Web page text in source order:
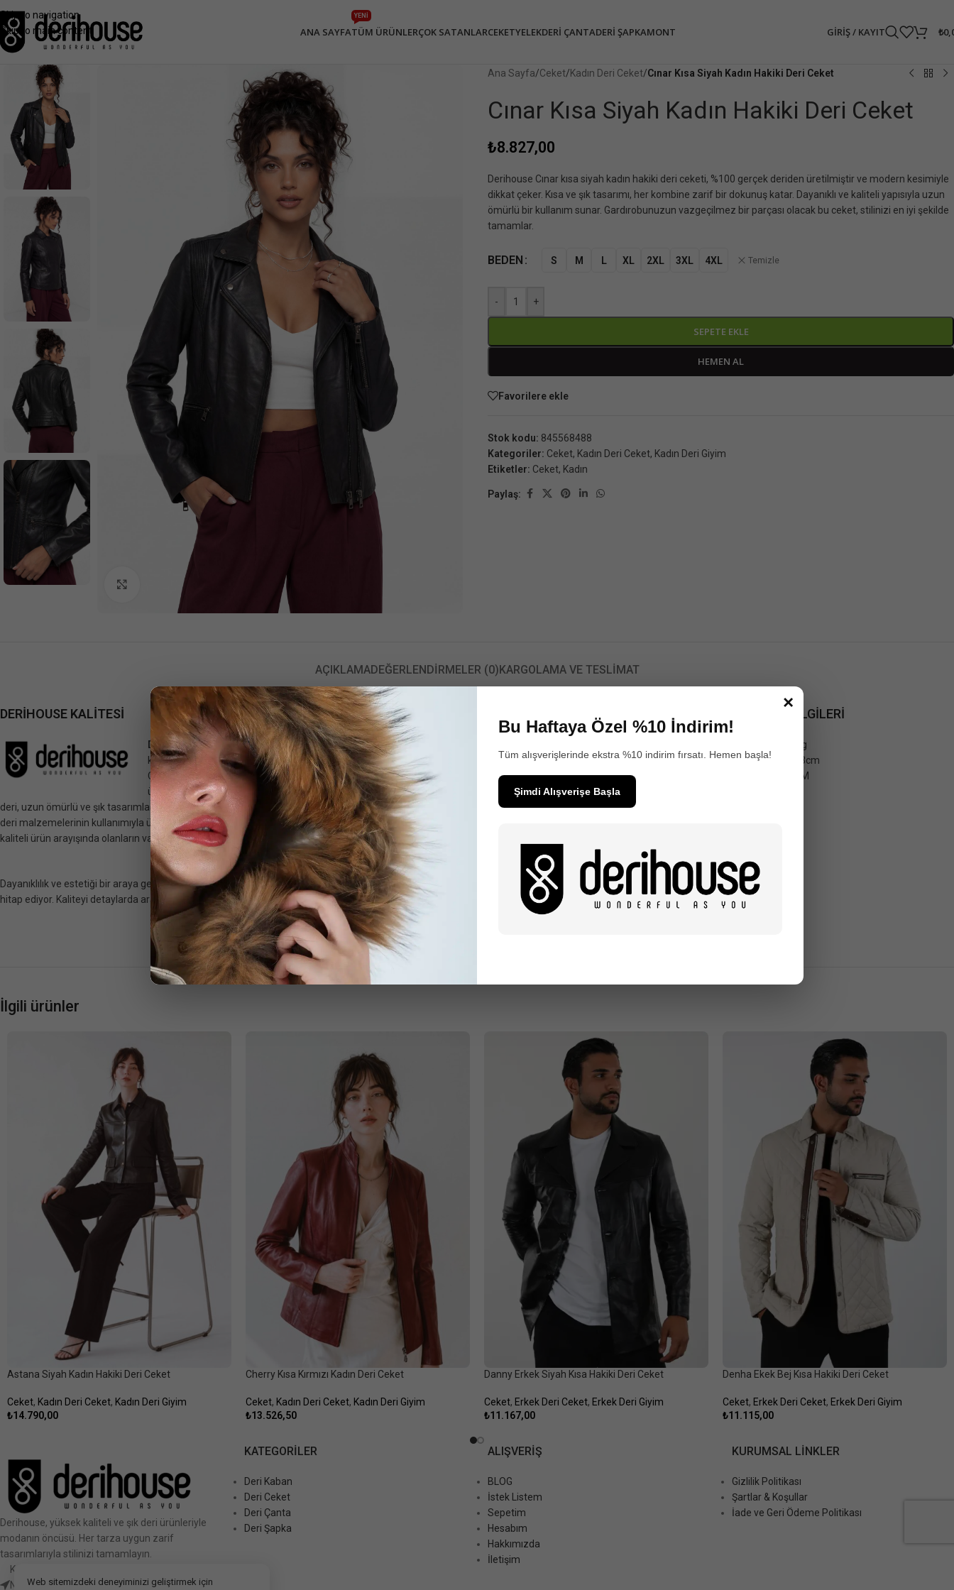
Skip to navigation
Skip to main content
ANA SAYFATÜM ÜRÜNLER
YENİ
ÇOK SATANLARCEKETYELEKDERI ÇANTADERI ŞAPKAMONT GIRIŞ / KAYIT ₺
Büyütmek için tıklayın
Ana Sayfa/Ceket/Kadın Deri Ceket/Cınar Kısa Siyah Kadın Hakiki Deri Ceket
Cınar Kısa Siyah Kadın Hakiki Deri Ceket
₺8.827,00
Derihouse Cınar kısa siyah kadın hakiki deri ceketi, %100 gerçek deriden üretilmiştir ve modern kesimiyle
dikkat çeker. Kısa ve şık tasarımı, her kombine zarif bir dokunuş katar. Dayanıklı ve kaliteli yapısıyla uzun
ömürlü bir kullanım sunar. Gardırobunuzun vazgeçilmez bir parçası olacak bu ceket, stilinizi en iyi şekilde
tamamlar.
BEDEN S M L XL 2XL 3XL 4XL Temizle
- +
SEPETE EKLE
HEMEN AL
Favorilere ekle
Stok kodu: 845568488
Kategoriler: Ceket, Kadın Deri Ceket, Kadın Deri Giyim
Etiketler: Ceket, Kadın
Paylaş:
AÇIKLAMADEĞERLENDIRMELER (0)KARGOLAMA VE TESLIMAT
DERİHOUSE KALİTESİ
Derihouse, hakiki deri ürünleriyle
kaliteyi ve zarafeti buluşturuyor.
Çanta, şapka ve ceket gibi
ürünlerimizde kullandığımız gerçek
deri, uzun ömürlü ve şık tasarımlar sunuyor. Her parça, özenle seçilmiş
deri malzemelerinin kullanımıyla üretiliyor. Derihouse, stil sahibi ve
kaliteli ürün arayışında olanların vazgeçilmez markasıdır.
Dayanıklılık ve estetiği bir araya getiren koleksiyonlarımız, her zevke
hitap ediyor. Kaliteyi detaylarda arayanların tercihi,Derihouse.
ÜRÜN BİLGİLERİ
Derihouse'un kısa siyah kadın hakiki deri ceketi ile tarzınızı güçlendirin. %100 gerçek deri, şık ve
dayanıklı. Hemen keşfedin! Hem zarif hem de dayanıklı bir seçim sunar.
Toz ve Kir Temizliği:
Deri montunuzun temiz ve yeni görünmesi için düzenli olarak tozunu alın ve kirlerini
temizleyin. Yumuşak bir fırça veya temiz bir bez ile nazikçe silin.
Hava Alan Bir Ortamda Saklama:
Montunuzu uzun süre kullanmayacaksanız, hava alan bir ortamda saklayın. Kapalı ve nemli
yerler deriyi bozabilir. Askıya asarak, nefes alabilen bir örtü ile dolabınızda muhafaza edin.
Nemlendirme:
Deri zamanla kuruyabilir ve esnekliğini kaybedebilir. Bu yüzden düzenli olarak özel deri
nemlendiriciler kullanarak montunuzu besleyin. Bu, derinin doğal yağ dengesini koruyarak,
esnek ve sağlıklı kalmasına yardımcı olur.
MANKEN BİLGİLERİ
Model Kilo: 52kg
Model Boy: 1.73cm
Model Bedeni: M
İlgili ürünler
Astana Siyah Kadın Hakiki Deri Ceket
Ceket, Kadın Deri Ceket, Kadın Deri Giyim
₺14.790,00
Cherry Kısa Kırmızı Kadın Deri Ceket
Ceket, Kadın Deri Ceket, Kadın Deri Giyim
₺13.526,50
Danny Erkek Siyah Kısa Hakiki Deri Ceket
Ceket, Erkek Deri Ceket, Erkek Deri Giyim
₺11.167,00
Denha Ekek Bej Kısa Hakiki Deri Ceket
Ceket, Erkek Deri Ceket, Erkek Deri Giyim
₺11.115,00
Derihouse, yüksek kaliteli ve şık deri ürünleriyle
modanın öncüsü. Her tarza uygun zarif
tasarımlarıyla stilinizi tamamlayın.
Kalkınma mahallesi Devlet Karayolu Caddesi
No:111 ForumAVM Kat: Zemin No:2, 61000
KATEGORILER
Deri Kaban
Deri Ceket
Deri Çanta
Deri Şapka
ALIŞVERIŞ
BLOG
İstek Listem
Sepetim
Hesabım
Hakkımızda
İletişim
KURUMSAL LINKLER
Gizlilik Politikası
Şartlar & Koşullar
İade ve Geri Ödeme Politikası
Web sitemizdeki deneyiminizi geliştirmek için
×
Bu Haftaya Özel %10 İndirim!
Tüm alışverişlerinde ekstra %10 indirim fırsatı. Hemen başla!
Şimdi Alışverişe Başla